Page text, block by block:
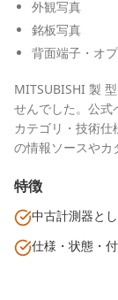
外観写真
銘板写真
背面端子・オ
MITSUBISHI 製
せんでした。公式
カテゴリ・技術
の情報ソースやカ
特徴
中古計測器と
仕様・状態・